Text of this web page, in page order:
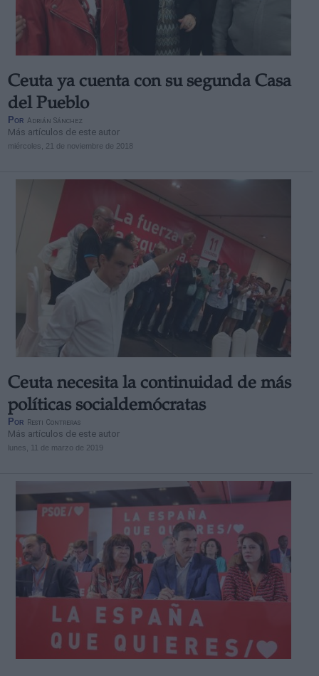
Ceuta ya cuenta con su segunda Casa
del Pueblo
Por Adrián Sánchez
Más artículos de este autor
miércoles, 21 de noviembre de 2018
Ceuta necesita la continuidad de más
políticas socialdemócratas
Por Resti Contreras
Más artículos de este autor
lunes, 11 de marzo de 2019
Derechos: